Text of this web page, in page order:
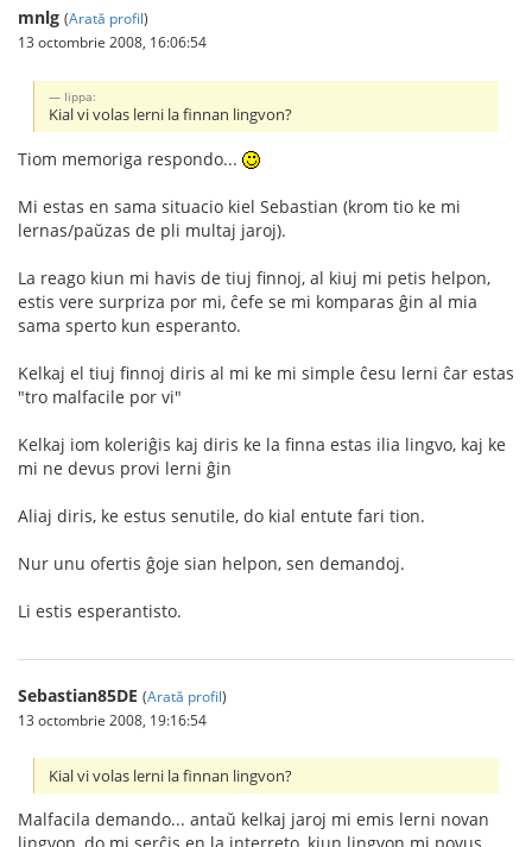
mnlg (Arată profil)
13 octombrie 2008, 16:06:54
Iippa:
Kial vi volas lerni la finnan lingvon?
Tiom memoriga respondo...
Mi estas en sama situacio kiel Sebastian (krom tio ke mi
lernas/paŭzas de pli multaj jaroj).
La reago kiun mi havis de tiuj finnoj, al kiuj mi petis helpon,
estis vere surpriza por mi, ĉefe se mi komparas ĝin al mia
sama sperto kun esperanto.
Kelkaj el tiuj finnoj diris al mi ke mi simple ĉesu lerni ĉar estas
"tro malfacile por vi"
Kelkaj iom koleriĝis kaj diris ke la finna estas ilia lingvo, kaj ke
mi ne devus provi lerni ĝin
Aliaj diris, ke estus senutile, do kial entute fari tion.
Nur unu ofertis ĝoje sian helpon, sen demandoj.
Li estis esperantisto.
Sebastian85DE (Arată profil)
13 octombrie 2008, 19:16:54
Kial vi volas lerni la finnan lingvon?
Malfacila demando... antaŭ kelkaj jaroj mi emis lerni novan